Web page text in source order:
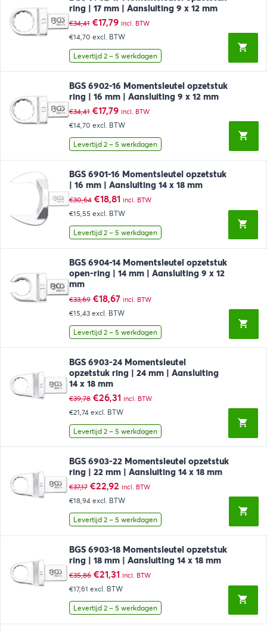
ring | 17 mm | Aansluiting 9 x 12 mm
€34,41 Oorspronkelijke
prijs
was:
€34,41.
€17,79Huidige
prijs
is:
€17,79.
incl. BTW
€14,70 excl. BTW
Levertijd 2 – 5 werkdagen
BGS 6902-16 Momentsleutel opzetstuk
ring | 16 mm | Aansluiting 9 x 12 mm
€34,41 Oorspronkelijke
prijs
was:
€34,41.
€17,79Huidige
prijs
is:
€17,79.
incl. BTW
€14,70 excl. BTW
Levertijd 2 – 5 werkdagen
BGS 6901-16 Momentsleutel opzetstuk
| 16 mm | Aansluiting 14 x 18 mm
€30,64 Oorspronkelijke
prijs
was:
€30,64.
€18,81Huidige
prijs
is:
€18,81.
incl. BTW
€15,55 excl. BTW
Levertijd 2 – 5 werkdagen
BGS 6904-14 Momentsleutel opzetstuk
open-ring | 14 mm | Aansluiting 9 x 12
mm
€33,69 Oorspronkelijke
prijs
was:
€33,69.
€18,67Huidige
prijs
is:
€18,67.
incl. BTW
€15,43 excl. BTW
Levertijd 2 – 5 werkdagen
BGS 6903-24 Momentsleutel
opzetstuk ring | 24 mm | Aansluiting
14 x 18 mm
€39,78 Oorspronkelijke
prijs
was:
€39,78.
€26,31Huidige
prijs
is:
€26,31.
incl. BTW
€21,74 excl. BTW
Levertijd 2 – 5 werkdagen
BGS 6903-22 Momentsleutel opzetstuk
ring | 22 mm | Aansluiting 14 x 18 mm
€37,17 Oorspronkelijke
prijs
was:
€37,17.
€22,92Huidige
prijs
is:
€22,92.
incl. BTW
€18,94 excl. BTW
Levertijd 2 – 5 werkdagen
BGS 6903-18 Momentsleutel opzetstuk
ring | 18 mm | Aansluiting 14 x 18 mm
€35,86 Oorspronkelijke
prijs
was:
€35,86.
€21,31Huidige
prijs
is:
€21,31.
incl. BTW
€17,61 excl. BTW
Levertijd 2 – 5 werkdagen